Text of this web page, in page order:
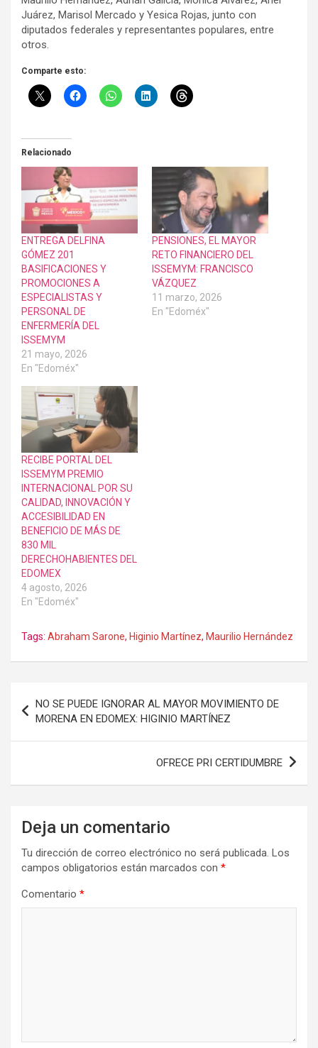
Juárez, Marisol Mercado y Yesica Rojas, junto con
diputados federales y representantes populares, entre
otros.
Comparte esto:
Relacionado
ENTREGA DELFINA
GÓMEZ 201
BASIFICACIONES Y
PROMOCIONES A
ESPECIALISTAS Y
PERSONAL DE
ENFERMERÍA DEL
ISSEMYM
21 mayo, 2026
En "Edoméx"
PENSIONES, EL MAYOR
RETO FINANCIERO DEL
ISSEMYM: FRANCISCO
VÁZQUEZ
11 marzo, 2026
En "Edoméx"
RECIBE PORTAL DEL
ISSEMYM PREMIO
INTERNACIONAL POR SU
CALIDAD, INNOVACIÓN Y
ACCESIBILIDAD EN
BENEFICIO DE MÁS DE
830 MIL
DERECHOHABIENTES DEL
EDOMEX
4 agosto, 2026
En "Edoméx"
Tags: Abraham Sarone, Higinio Martínez, Maurilio Hernández
de
entradas
NO SE PUEDE IGNORAR AL MAYOR MOVIMIENTO DE
MORENA EN EDOMEX: HIGINIO MARTÍNEZ
OFRECE PRI CERTIDUMBRE
Deja un comentario
Tu dirección de correo electrónico no será publicada. Los
campos obligatorios están marcados con *
Comentario *